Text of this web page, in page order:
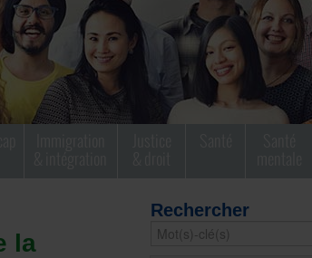
la
Rechercher